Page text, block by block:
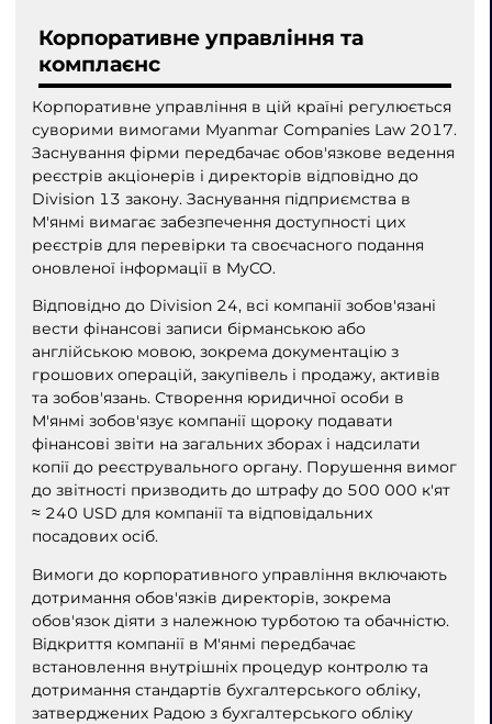
Корпоративне управління та
комплаєнс
Корпоративне управління в цій країні регулюється
суворими вимогами Myanmar Companies Law 2017.
Заснування фірми передбачає обов'язкове ведення
реєстрів акціонерів і директорів відповідно до
Division 13 закону. Заснування підприємства в
М'янмі вимагає забезпечення доступності цих
реєстрів для перевірки та своєчасного подання
оновленої інформації в MyCO.
Відповідно до Division 24, всі компанії зобов'язані
вести фінансові записи бірманською або
англійською мовою, зокрема документацію з
грошових операцій, закупівель і продажу, активів
та зобов'язань. Створення юридичної особи в
М'янмі зобов'язує компанії щороку подавати
фінансові звіти на загальних зборах і надсилати
копії до реєструвального органу. Порушення вимог
до звітності призводить до штрафу до 500 000 к'ят
≈ 240 USD для компанії та відповідальних
посадових осіб.
Вимоги до корпоративного управління включають
дотримання обов'язків директорів, зокрема
обов'язок діяти з належною турботою та обачністю.
Відкриття компанії в М'янмі передбачає
встановлення внутрішніх процедур контролю та
дотримання стандартів бухгалтерського обліку,
затверджених Радою з бухгалтерського обліку